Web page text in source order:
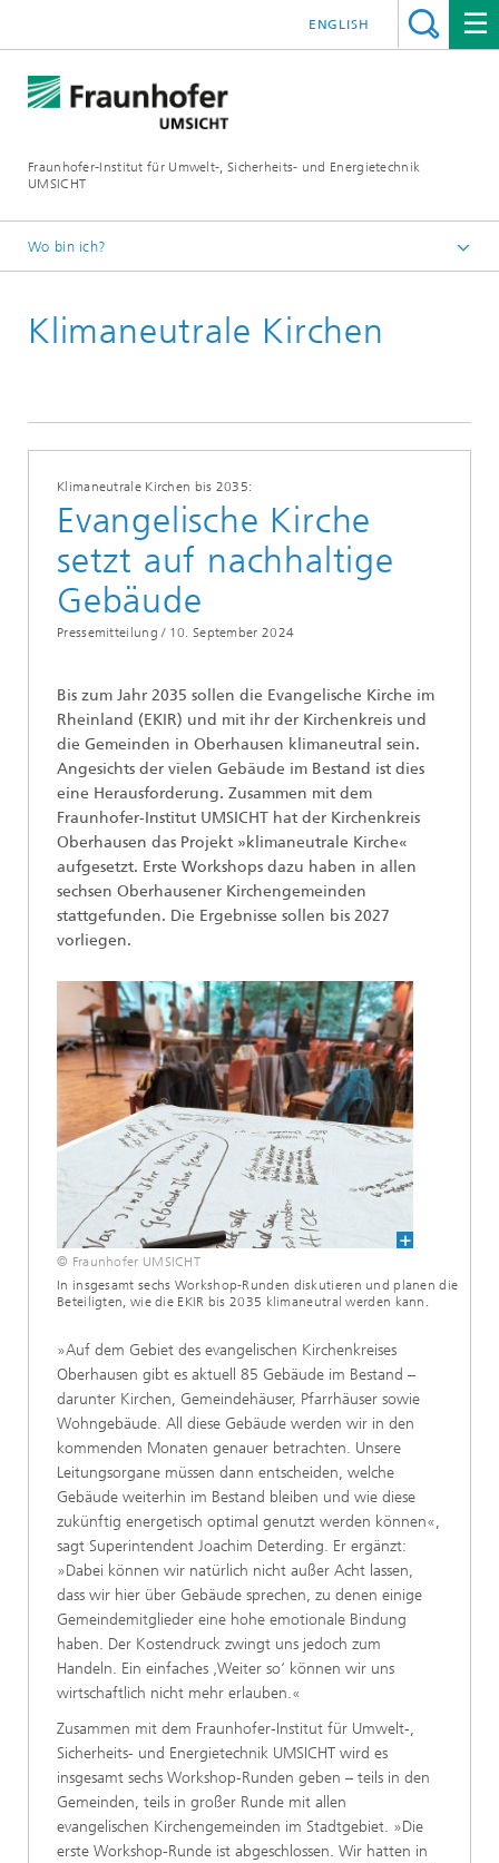
Fraunhofer-Institut für Umwelt-, Sicherheits- und Energietechnik
UMSICHT
ENGLISH
Wo bin ich?
Klimaneutrale Kirchen
Klimaneutrale Kirchen bis 2035:
Evangelische Kirche
setzt auf nachhaltige
Gebäude
Pressemitteilung / 10. September 2024
Bis zum Jahr 2035 sollen die Evangelische Kirche im
Rheinland (EKIR) und mit ihr der Kirchenkreis und
die Gemeinden in Oberhausen klimaneutral sein.
Angesichts der vielen Gebäude im Bestand ist dies
eine Herausforderung. Zusammen mit dem
Fraunhofer-Institut UMSICHT hat der Kirchenkreis
Oberhausen das Projekt »klimaneutrale Kirche«
aufgesetzt. Erste Workshops dazu haben in allen
sechsen Oberhausener Kirchengemeinden
stattgefunden. Die Ergebnisse sollen bis 2027
vorliegen.
© Fraunhofer UMSICHT
In insgesamt sechs Workshop-Runden diskutieren und planen die
Beteiligten, wie die EKIR bis 2035 klimaneutral werden kann.
»Auf dem Gebiet des evangelischen Kirchenkreises
Oberhausen gibt es aktuell 85 Gebäude im Bestand –
darunter Kirchen, Gemeindehäuser, Pfarrhäuser sowie
Wohngebäude. All diese Gebäude werden wir in den
kommenden Monaten genauer betrachten. Unsere
Leitungsorgane müssen dann entscheiden, welche
Gebäude weiterhin im Bestand bleiben und wie diese
zukünftig energetisch optimal genutzt werden können«,
sagt Superintendent Joachim Deterding. Er ergänzt:
»Dabei können wir natürlich nicht außer Acht lassen,
dass wir hier über Gebäude sprechen, zu denen einige
Gemeindemitglieder eine hohe emotionale Bindung
haben. Der Kostendruck zwingt uns jedoch zum
Handeln. Ein einfaches ‚Weiter so‘ können wir uns
wirtschaftlich nicht mehr erlauben.«
Zusammen mit dem Fraunhofer-Institut für Umwelt-,
Sicherheits- und Energietechnik UMSICHT wird es
insgesamt sechs Workshop-Runden geben – teils in den
Gemeinden, teils in großer Runde mit allen
evangelischen Kirchengemeinden im Stadtgebiet. »Die
erste Workshop-Runde ist abgeschlossen. Wir hatten in